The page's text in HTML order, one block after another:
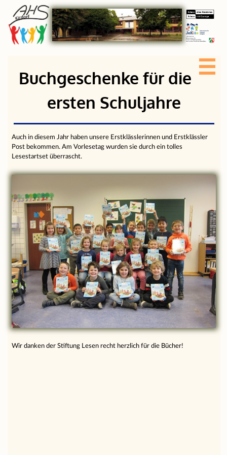
Buchgeschenke für die
ersten Schuljahre
Auch in diesem Jahr haben unsere Erstklässlerinnen und Erstklässler
Post bekommen. Am Vorlesetag wurden sie durch ein tolles
Lesestartset überrascht.
Wir danken der Stiftung Lesen recht herzlich für die Bücher!